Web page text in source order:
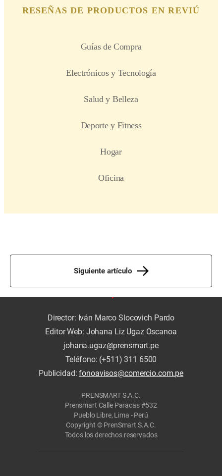
Siguiente artículo
Director: Iván Marco Slocovich Pardo
Editor Web: Johana Liz Ugaz Oscanoa
johana.ugaz@prensmart.pe
Teléfono: (+511) 311 6500
Publicidad:fonoavisos@comercio.com.pe
PRENSMART S.A.C.
Prensmart Calle Paracas #532
Pueblo Libre, Lima - Perú
Copyright © PrenSmart S.A.C.
Todos los derechos reservados